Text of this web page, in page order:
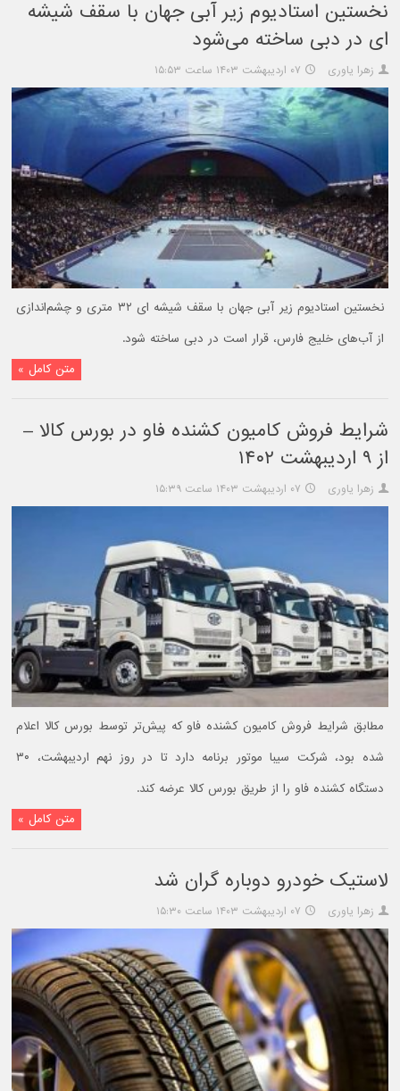
نخستین استادیوم زیر آبی جهان با سقف شیشه
ای در دبی ساخته می‌شود
زهرا یاوری ۰۷ اردیبهشت ۱۴۰۳ ساعت ۱۵:۵۳
نخستین استادیوم زیر آبی جهان با سقف شیشه ای ۳۲ متری و چشم‌اندازی
از آب‌های خلیج فارس، قرار است در دبی ساخته شود.
متن کامل »
شرایط فروش کامیون کشنده فاو در بورس کالا –
از ۹ اردیبهشت ۱۴۰۲
زهرا یاوری ۰۷ اردیبهشت ۱۴۰۳ ساعت ۱۵:۳۹
مطابق شرایط فروش کامیون کشنده فاو که پیش‌تر توسط بورس کالا اعلام
شده بود، شرکت سیبا موتور برنامه دارد تا در روز نهم اردیبهشت، ۳۰
دستگاه کشنده فاو را از طریق بورس کالا عرضه کند.
متن کامل »
لاستیک خودرو دوباره گران شد
زهرا یاوری ۰۷ اردیبهشت ۱۴۰۳ ساعت ۱۵:۳۰